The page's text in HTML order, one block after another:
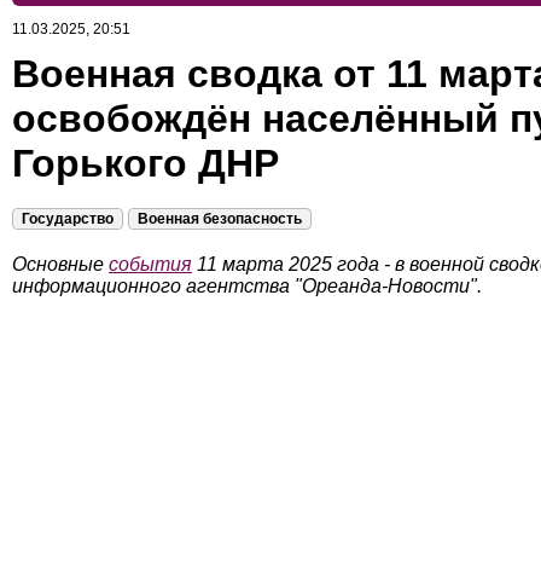
11.03.2025, 20:51
Военная сводка от 11
освобождён населённый
Горького ДНР
Государство Военная безопасность
Основные события 11 марта 2025 года - в военной
информационного агентства "Ореанда-Новости".